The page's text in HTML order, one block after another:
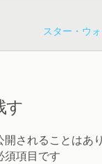
スター・ウ
す
されることはあ
須項目です